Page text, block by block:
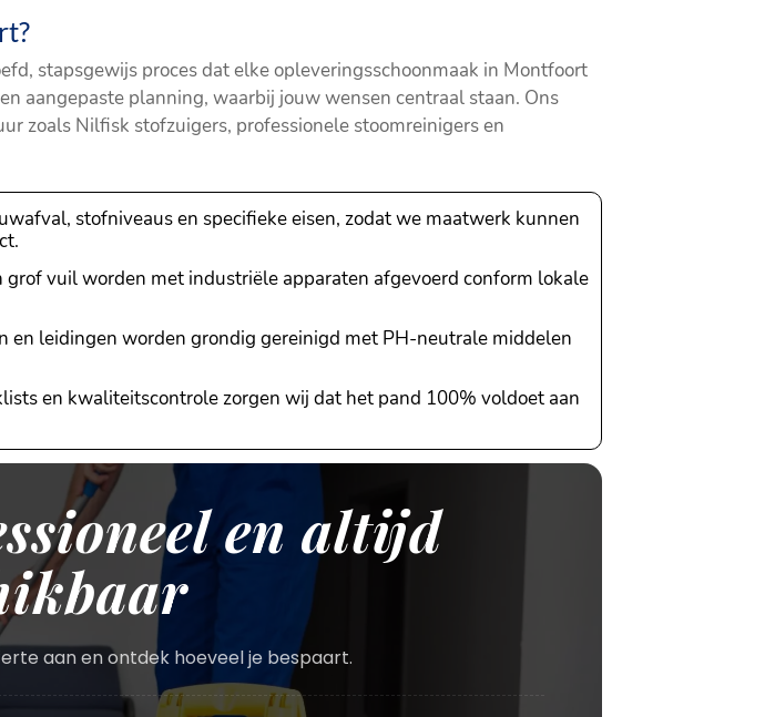
stapsgewijs proces dat elke opleveringsschoonmaak in Montfoort
aangepaste planning, waarbij jouw wensen centraal staan. Ons
zoals Nilfisk stofzuigers, professionele stoomreinigers en
stofniveaus en specifieke eisen, zodat we maatwerk kunnen
vuil worden met industriële apparaten afgevoerd conform lokale
en leidingen worden grondig gereinigd met PH-neutrale middelen
en kwaliteitscontrole zorgen wij dat het pand 100% voldoet aan
en altijd
aan en ontdek hoeveel je bespaart.